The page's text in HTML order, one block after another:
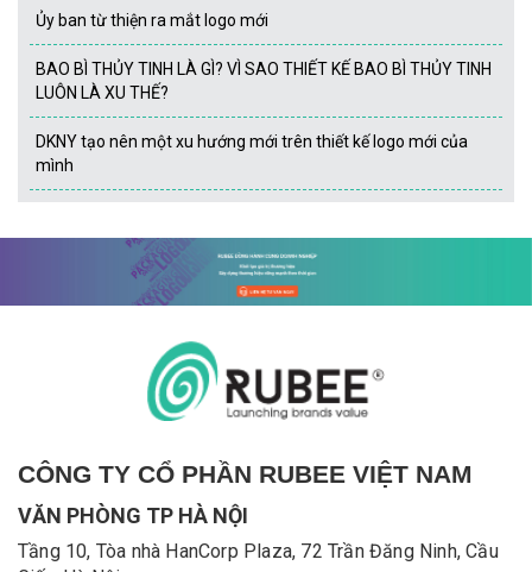
Ủy ban từ thiện ra mắt logo mới
BAO BÌ THỦY TINH LÀ GÌ? VÌ SAO THIẾT KẾ BAO BÌ THỦY TINH
LUÔN LÀ XU THẾ?
DKNY tạo nên một xu hướng mới trên thiết kế logo mới của
mình
CÔNG TY CỔ PHẦN RUBEE VIỆT NAM
VĂN PHÒNG TP HÀ NỘI
Tầng 10, Tòa nhà HanCorp Plaza, 72 Trần Đăng Ninh, Cầu